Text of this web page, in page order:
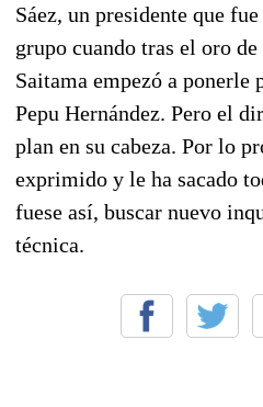
Sáez, un presidente que
grupo cuando tras el oro
Saitama empezó a ponerle
Pepu Hernández. Pero el
plan en su cabeza. Por lo
exprimido y le ha sacado
fuese así, buscar nuevo
técnica.